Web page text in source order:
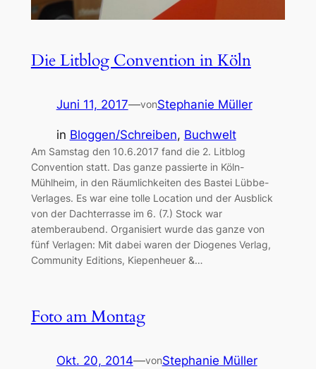
Die Litblog Convention in Köln
Juni 11, 2017—vonStephanie Müller
in Bloggen/Schreiben, Buchwelt
Am Samstag den 10.6.2017 fand die 2. Litblog
Convention statt. Das ganze passierte in Köln-
Mühlheim, in den Räumlichkeiten des Bastei Lübbe-
Verlages. Es war eine tolle Location und der Ausblick
von der Dachterrasse im 6. (7.) Stock war
atemberaubend. Organisiert wurde das ganze von
fünf Verlagen: Mit dabei waren der Diogenes Verlag,
Community Editions, Kiepenheuer &…
Foto am Montag
Okt. 20, 2014—vonStephanie Müller